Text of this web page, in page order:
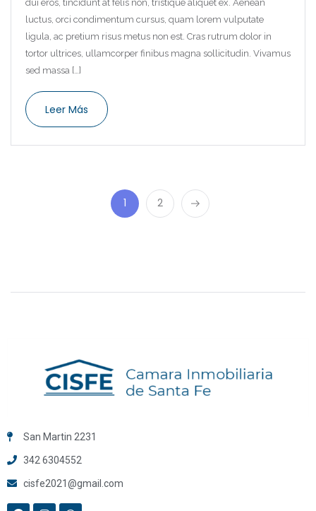
dui eros, tincidunt at felis non, tristique aliquet ex. Aenean
luctus, orci condimentum cursus, quam lorem vulputate
ligula, ac pretium risus metus non est. Cras rutrum dolor in
tortor ultrices, ullamcorper finibus magna sollicitudin. Vivamus
sed massa […]
Leer Más
1 2
San Martin 2231
342 6304552
cisfe2021@gmail.com